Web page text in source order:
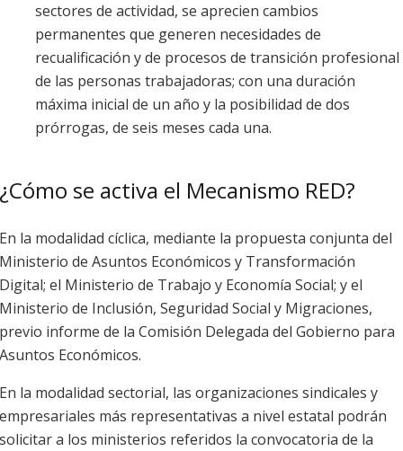
sectores de actividad, se aprecien cambios
permanentes que generen necesidades de
recualificación y de procesos de transición profesional
de las personas trabajadoras; con una duración
máxima inicial de un año y la posibilidad de dos
prórrogas, de seis meses cada una.
¿Cómo se activa el Mecanismo RED?
En la modalidad cíclica, mediante la propuesta conjunta del
Ministerio de Asuntos Económicos y Transformación
Digital; el Ministerio de Trabajo y Economía Social; y el
Ministerio de Inclusión, Seguridad Social y Migraciones,
previo informe de la Comisión Delegada del Gobierno para
Asuntos Económicos.
En la modalidad sectorial, las organizaciones sindicales y
empresariales más representativas a nivel estatal podrán
solicitar a los ministerios referidos la convocatoria de la